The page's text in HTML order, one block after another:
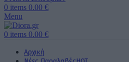
0 items 0.00 €
Menu
0 items 0.00 €
Αρχική